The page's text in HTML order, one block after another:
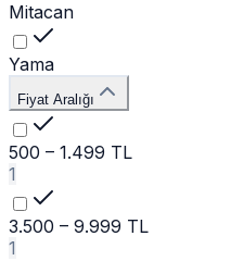
Mitacan
Yama
Fiyat Aralığı
500 – 1.499 TL
1
3.500 – 9.999 TL
1